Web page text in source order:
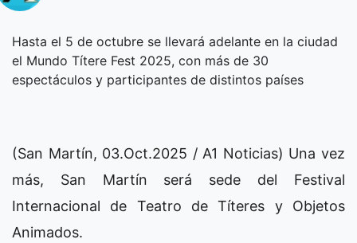
Hasta el 5 de octubre se llevará adelante en la ciudad
el Mundo Títere Fest 2025, con más de 30
espectáculos y participantes de distintos países
(San Martín, 03.Oct.2025 / A1 Noticias) Una vez
más, San Martín será sede del Festival
Internacional de Teatro de Títeres y Objetos
Animados.